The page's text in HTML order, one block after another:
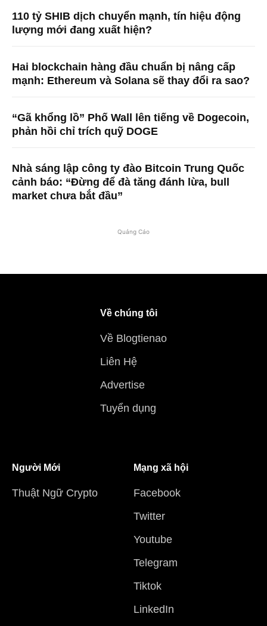
110 tỷ SHIB dịch chuyển mạnh, tín hiệu động
lượng mới đang xuất hiện?
Hai blockchain hàng đầu chuẩn bị nâng cấp
mạnh: Ethereum và Solana sẽ thay đổi ra sao?
“Gã khổng lồ” Phố Wall lên tiếng về Dogecoin,
phản hồi chỉ trích quỹ DOGE
Nhà sáng lập công ty đào Bitcoin Trung Quốc
cảnh báo: “Đừng để đà tăng đánh lừa, bull
market chưa bắt đầu”
Quảng Cáo
Về chúng tôi
Về Blogtienao
Liên Hệ
Advertise
Tuyển dụng
Người Mới
Thuật Ngữ Crypto
Mạng xã hội
Facebook
Twitter
Youtube
Telegram
Tiktok
LinkedIn